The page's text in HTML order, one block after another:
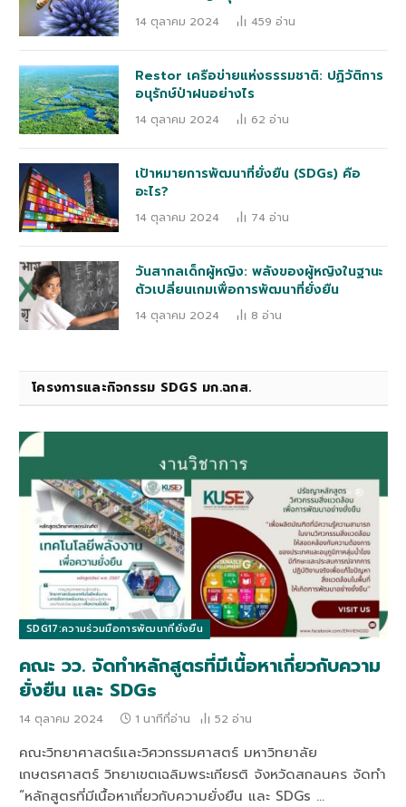
14 ตุลาคม 2024 459 อ่าน
Restor เครือข่ายแห่งธรรมชาติ: ปฏิวัติการ
อนุรักษ์ป่าฝนอย่างไร
14 ตุลาคม 2024 62 อ่าน
เป้าหมายการพัฒนาที่ยั่งยืน (SDGs) คือ
อะไร?
14 ตุลาคม 2024 74 อ่าน
วันสากลเด็กผู้หญิง: พลังของผู้หญิงในฐานะ
ตัวเปลี่ยนเกมเพื่อการพัฒนาที่ยั่งยืน
14 ตุลาคม 2024 8 อ่าน
โครงการและกิจกรรม SDGS มก.ฉกส.
SDG17:ความร่วมมือการพัฒนาที่ยั่งยืน
คณะ วว. จัดทำหลักสูตรที่มีเนื้อหาเกี่ยวกับความ
ยั่งยืน และ SDGs
14 ตุลาคม 2024 1 นาทีที่อ่าน 52 อ่าน
คณะวิทยาศาสตร์และวิศวกรรมศาสตร์ มหาวิทยาลัย
เกษตรศาสตร์ วิทยาเขตเฉลิมพระเกียรติ จังหวัดสกลนคร จัดทำ
“หลักสูตรที่มีเนื้อหาเกี่ยวกับความยั่งยืน และ SDGs …